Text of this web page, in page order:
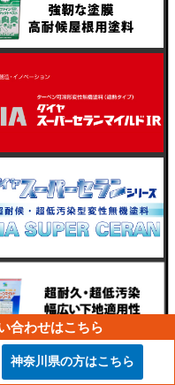
合わせはこちら
神奈川県の方はこちら